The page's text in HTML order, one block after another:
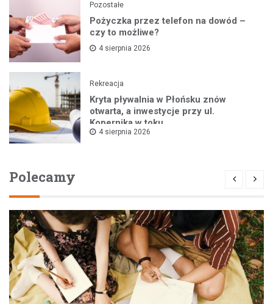
Pozostałe
Pożyczka przez telefon na dowód –
czy to możliwe?
4 sierpnia 2026
Rekreacja
Kryta pływalnia w Płońsku znów
otwarta, a inwestycje przy ul.
Kopernika w toku
4 sierpnia 2026
Polecamy